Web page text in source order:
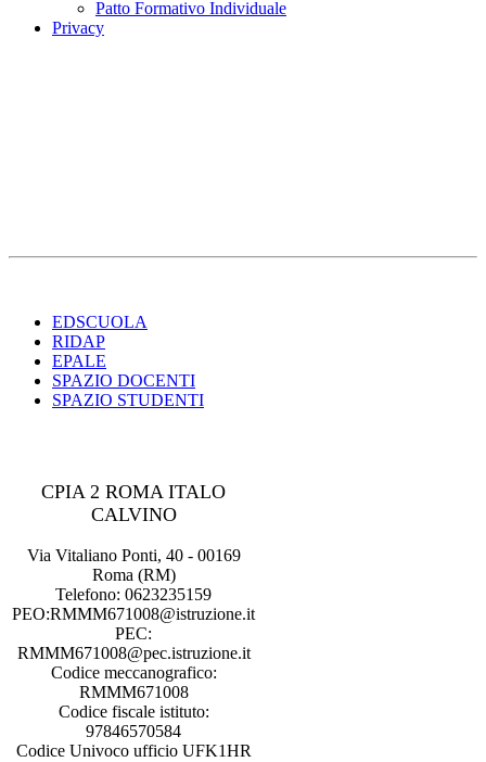
Patto Formativo Individuale
Privacy
EDSCUOLA
RIDAP
EPALE
SPAZIO DOCENTI
SPAZIO STUDENTI
CPIA 2 ROMA ITALO
CALVINO
Via Vitaliano Ponti, 40 - 00169
Roma (RM)
Telefono: 0623235159
PEO:RMMM671008@istruzione.it
PEC:
RMMM671008@pec.istruzione.it
Codice meccanografico:
RMMM671008
Codice fiscale istituto:
97846570584
Codice Univoco ufficio UFK1HR